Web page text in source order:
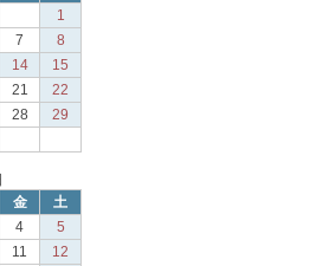
1
7
8
14
15
21
22
28
29
金
土
4
5
11
12